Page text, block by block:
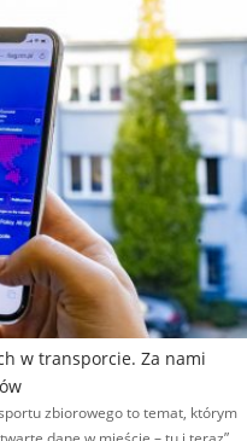
w transporcie. Za nami
zbiorowego to temat, którym